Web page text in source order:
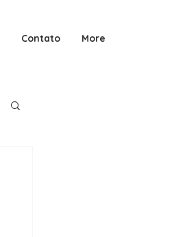
Contato More